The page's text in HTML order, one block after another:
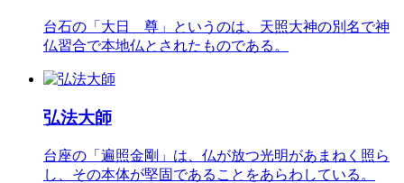
台石の「大日 尊」というのは、天照大神の別名で神
仏習合で本地仏とされたものである。
弘法大師
台座の「遍照金剛」は、仏が放つ光明があまねく照ら
し、その本体が堅固であることをあらわしている。